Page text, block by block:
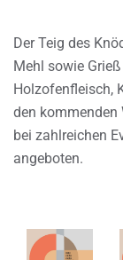
Der Teig des
Mehl sowie
Holzofenfleisch,
den kommenden
bei zahlreichen
angeboten.